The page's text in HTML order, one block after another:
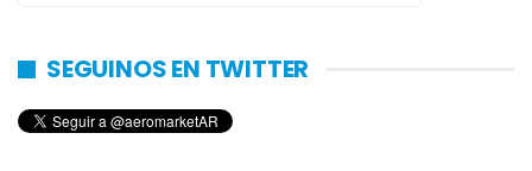
SEGUINOS EN TWITTER